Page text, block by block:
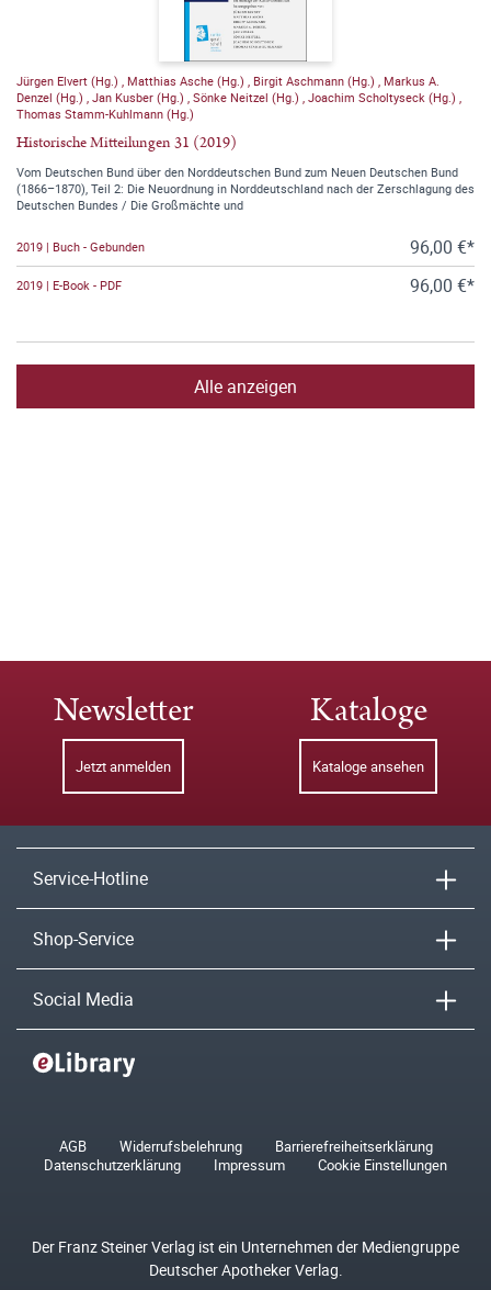
Jürgen Elvert (Hg.) Matthias Asche (Hg.) Birgit Aschmann (Hg.)
Markus A.
Denzel (Hg.) Jan Kusber (Hg.) Sönke Neitzel (Hg.) Joachim Scholtyseck (Hg.)
Thomas Stamm-Kuhlmann (Hg.)
Historische Mitteilungen 31 (2019)
Vom Deutschen Bund über den Norddeutschen Bund zum Neuen Deutschen Bund
(1866–1870), Teil 2: Die Neuordnung in Norddeutschland nach der Zerschlagung des
Deutschen Bundes / Die Großmächte und
2019 | Buch - Gebunden 96,00 €*
2019 | E-Book - PDF 96,00 €*
Alle anzeigen
Newsletter
Jetzt anmelden
Kataloge
Kataloge ansehen
Service-Hotline
Shop-Service
Social Media
AGB Widerrufsbelehrung
Barrierefreiheitserklärung
Datenschutzerklärung
Impressum Cookie Einstellungen
Der Franz Steiner Verlag ist ein Unternehmen der Mediengruppe
Deutscher Apotheker Verlag.